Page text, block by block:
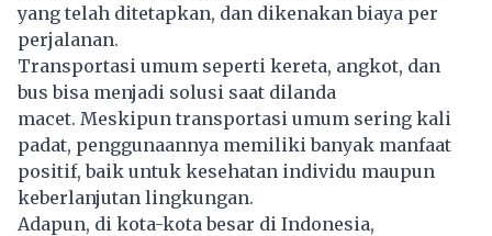
yang telah ditetapkan, dan dikenakan biaya per
perjalanan.
Transportasi umum seperti kereta, angkot, dan
bus bisa menjadi solusi saat dilanda
macet. Meskipun transportasi umum sering kali
padat, penggunaannya memiliki banyak manfaat
positif, baik untuk kesehatan individu maupun
keberlanjutan lingkungan.
Adapun, di kota-kota besar di Indonesia,